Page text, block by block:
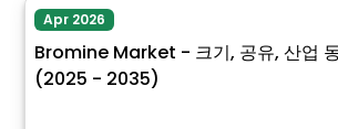
Apr 2026
Bromine Market - 크기, 공유, 산업
(2025 - 2035)